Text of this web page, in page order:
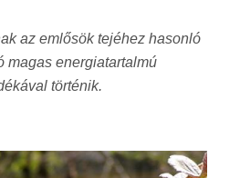
az emlősök tejéhez hasonló
magas energiatartalmú
történik.